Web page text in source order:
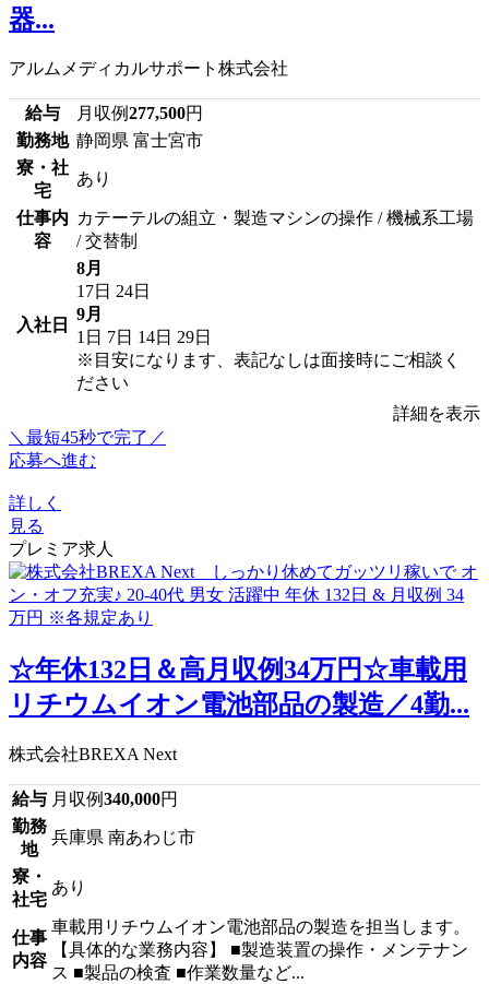
器...
アルムメディカルサポート株式会社
給与 月収例277,500円
勤務地 静岡県 富士宮市
寮・社
宅
あり
仕事内
容
カテーテルの組立・製造マシンの操作 / 機械系工場
/ 交替制
入社日
8月
17日 24日
9月
1日 7日 14日 29日
※目安になります、表記なしは面接時にご相談く
ださい
詳細を表示
＼最短45秒で完了／
応募へ進む
詳しく
見る
プレミア求人
☆年休132日＆高月収例34万円☆車載用
リチウムイオン電池部品の製造／4勤...
株式会社BREXA Next
給与 月収例340,000円
勤務
地
兵庫県 南あわじ市
寮・
社宅
あり
仕事
内容
車載用リチウムイオン電池部品の製造を担当します。
【具体的な業務内容】 ■製造装置の操作・メンテナン
ス ■製品の検査 ■作業数量など...